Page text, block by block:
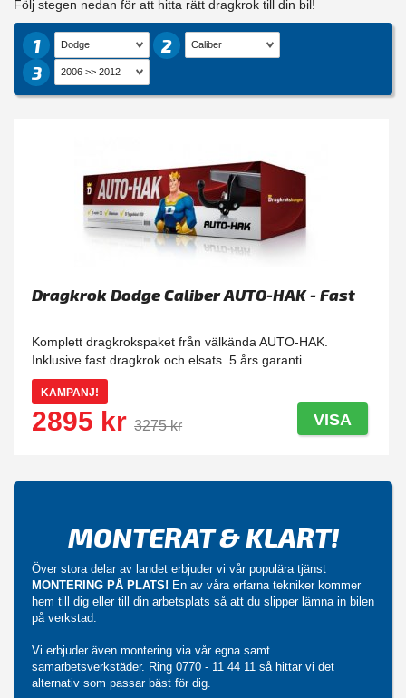
Följ stegen nedan för att hitta rätt dragkrok till din bil!
1
2
3
Dragkrok Dodge Caliber AUTO-HAK - Fast
Komplett dragkrokspaket från välkända AUTO-HAK.
Inklusive fast dragkrok och elsats. 5 års garanti.
KAMPANJ!
2895 kr 3275 kr VISA
MONTERAT & KLART!
Över stora delar av landet erbjuder vi vår populära tjänst
MONTERING PÅ PLATS! En av våra erfarna tekniker kommer
hem till dig eller till din arbetsplats så att du slipper lämna in bilen
på verkstad.
Vi erbjuder även montering via vår egna samt
samarbetsverkstäder. Ring 0770 - 11 44 11 så hittar vi det
alternativ som passar bäst för dig.